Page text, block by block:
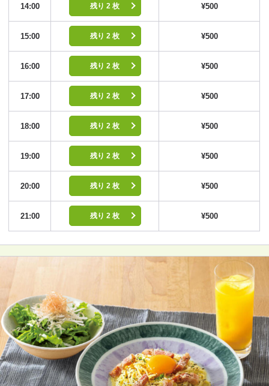
14:00 残り 2 枚 ¥500
15:00 残り 2 枚 ¥500
16:00 残り 2 枚 ¥500
17:00 残り 2 枚 ¥500
18:00 残り 2 枚 ¥500
19:00 残り 2 枚 ¥500
20:00 残り 2 枚 ¥500
21:00 残り 2 枚 ¥500